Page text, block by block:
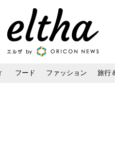
フード ファッション 旅行